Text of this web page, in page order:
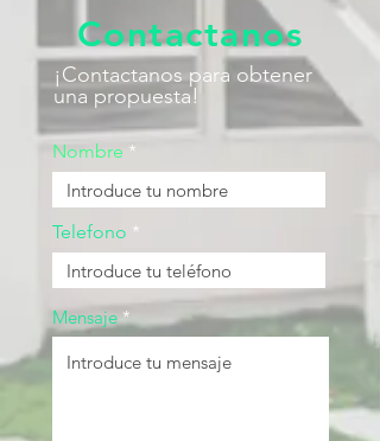
Contactanos
¡Contactanos para obtener
una propuesta!
Nombre
Telefono
Mensaje